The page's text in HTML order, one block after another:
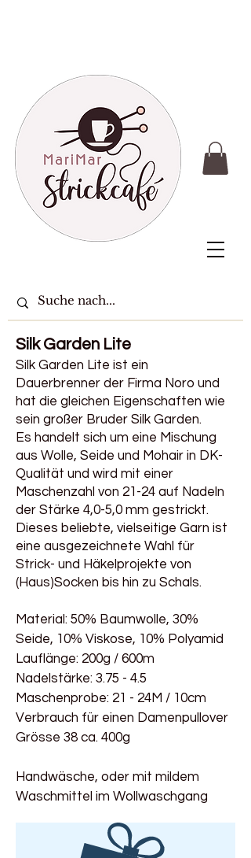
Silk Garden Lite
Silk Garden Lite ist ein
Dauerbrenner der Firma Noro und
hat die gleichen Eigenschaften wie
sein großer Bruder Silk Garden.
Es handelt sich um eine Mischung
aus Wolle, Seide und Mohair in DK-
Qualität und wird mit einer
Maschenzahl von 21-24 auf Nadeln
der Stärke 4,0-5,0 mm gestrickt.
Dieses beliebte, vielseitige Garn ist
eine ausgezeichnete Wahl für
Strick- und Häkelprojekte von
(Haus)Socken bis hin zu Schals.
Material: 50% Baumwolle, 30%
Seide, 10% Viskose, 10% Polyamid
Lauflänge: 200g / 600m
Nadelstärke: 3.75 - 4.5
Maschenprobe: 21 - 24M / 10cm
Verbrauch für einen Damenpullover
Grösse 38 ca. 400g
Handwäsche, oder mit mildem
Waschmittel im Wollwaschgang